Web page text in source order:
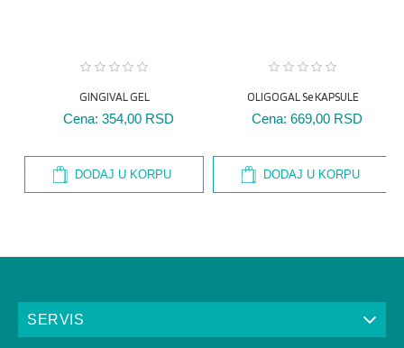
DODAJ U KORPU DODAJ U KORPU
SERVIS